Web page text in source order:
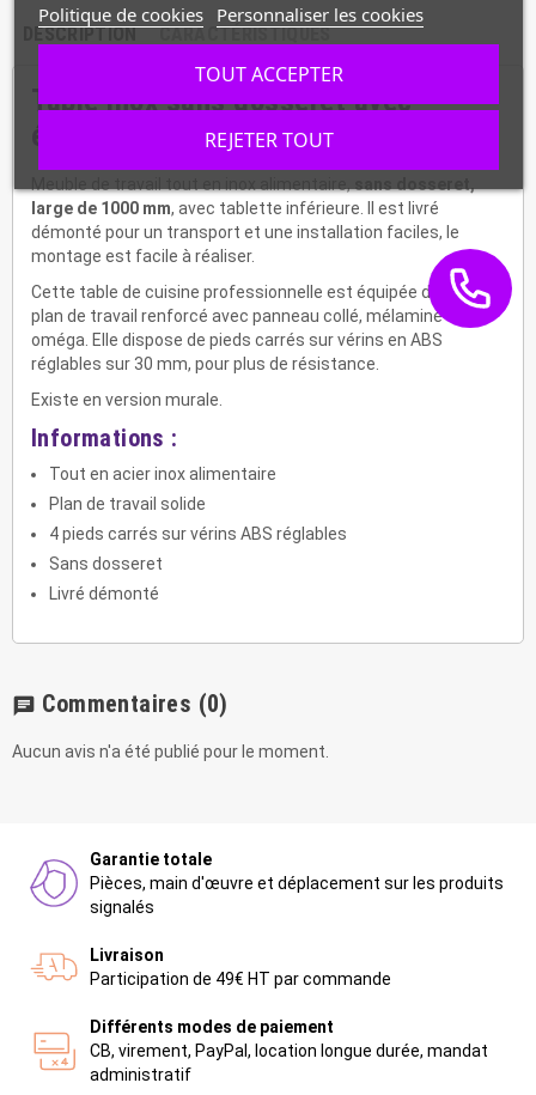
DESCRIPTION CARACTÉRISTIQUES
Table inox sans dosseret avec
étagère basse, STTF-106
large de 1000 mm, avec tablette inférieure. Il est livré
démonté pour un transport et une installation faciles, le
montage est facile à réaliser.
Cette table de cuisine professionnelle est équipée d'un large
plan de travail renforcé avec panneau collé, mélaminé et
oméga. Elle dispose de pieds carrés sur vérins en ABS
réglables sur 30 mm, pour plus de résistance.
Existe en version murale.
Informations :
Tout en acier inox alimentaire
Plan de travail solide
4 pieds carrés sur vérins ABS réglables
Sans dosseret
Livré démonté
chat Commentaires (0)
Aucun avis n'a été publié pour le moment.
Garantie totale
Pièces, main d'œuvre et déplacement sur les produits
signalés
Livraison
Participation de 49€ HT par commande
Différents modes de paiement
CB, virement, PayPal, location longue durée, mandat
administratif
Politique de cookies Personnaliser les cookies
REJETER TOUT
TOUT ACCEPTER